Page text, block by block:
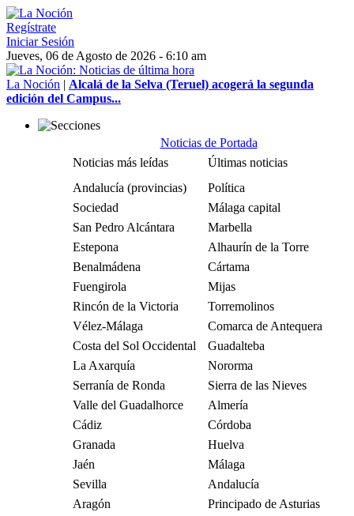
Regístrate
Iniciar Sesión
Jueves, 06 de Agosto de 2026 - 6:10 am
La Noción | Alcalá de la Selva (Teruel) acogerá la segunda
edición del Campus...
Noticias de Portada
Noticias más leídas
Últimas noticias
Andalucía (provincias)
Política
Sociedad
Málaga capital
San Pedro Alcántara
Marbella
Estepona
Alhaurín de la Torre
Benalmádena
Cártama
Fuengirola
Mijas
Rincón de la Victoria
Torremolinos
Vélez-Málaga
Comarca de Antequera
Costa del Sol Occidental
Guadalteba
La Axarquía
Nororma
Serranía de Ronda
Sierra de las Nieves
Valle del Guadalhorce
Almería
Cádiz
Córdoba
Granada
Huelva
Jaén
Málaga
Sevilla
Andalucía
Aragón
Principado de Asturias